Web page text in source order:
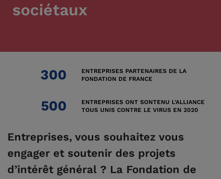
sociétaux
300
ENTREPRISES PARTENAIRES DE LA
FONDATION DE FRANCE
500
ENTREPRISES ONT SONTENU L'ALLIANCE
TOUS UNIS CONTRE LE VIRUS EN 2020
Entreprises, vous souhaitez vous
engager et soutenir des projets
d’intérêt général ? La Fondation de